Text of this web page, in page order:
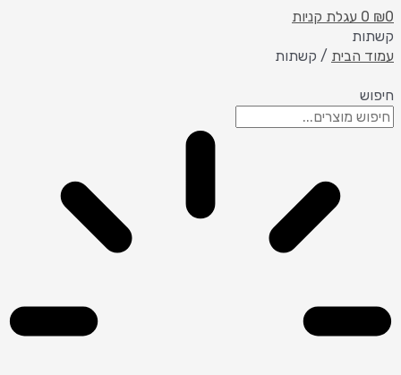
₪0
0 עגלת קניות
קשתות
עמוד הבית / קשתות
חיפוש